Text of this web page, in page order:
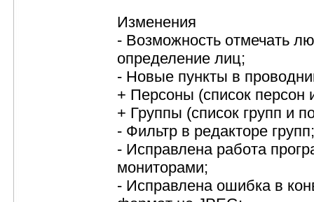
Изменения
- Возможность отмечать
определение лиц;
- Новые пункты в
+ Персоны (список персон
+ Группы (список групп и
- Фильтр в редакторе групп;
- Исправлена работа
мониторами;
- Исправлена ошибка в